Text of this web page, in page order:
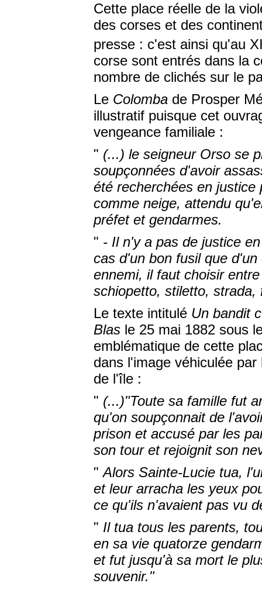
Cette place réelle de la
des corses et des
presse : c'est ainsi qu'au
corse sont entrés dans la
nombre de clichés sur le
Le Colomba de Prosper
illustratif puisque cet
vengeance familiale :
" (...) le seigneur Orso se
soupçonnées d'avoir
été recherchées en
comme neige, attendu
préfet et gendarmes.
" - Il n'y a pas de justice
cas d'un bon fusil que
ennemi, il faut choisir
schiopetto, stiletto,
Le texte intitulé Un bandit
Blas le 25 mai 1882 sous
emblématique de cette
dans l'image véhiculée
de l'île :
" (...)"Toute sa famille fut
qu'on soupçonnait de
prison et accusé par les
son tour et rejoignit son
"Alors Sainte-Lucie tua,
et leur arracha les yeux
ce qu'ils n'avaient pas vu
" Il tua tous les parents,
en sa vie quatorze
et fut jusqu'à sa mort le
souvenir."